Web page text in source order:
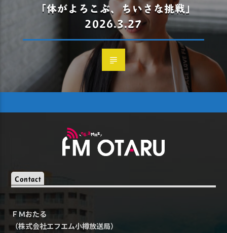
「体がよろこぶ、ちいさな挑戦」
2026.3.27
Contact
ＦＭおたる
（株式会社エフエム小樽放送局）